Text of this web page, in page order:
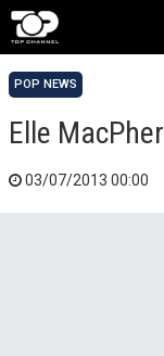
POP NEWS
Elle
03/07/2013 00:00